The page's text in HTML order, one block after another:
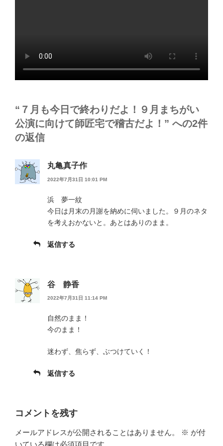
“７月も今日で終わりだよ！９月まちがい
公演に向けて師匠宅で稽古だよ！” への2件
の返信
丸亀真子作
2022年7月31日 10:01 PM
浜 夢一紋
今日は月末の月謝を納めに伺いました。９月のネタ
を考えおかないと。あとはありのまま。
返信する
谷 静香
2022年7月31日 11:14 PM
自然のまま！
今のまま！
迷わず、焦らず、ぶつけていく！
返信する
コメントを残す
メールアドレスが公開されることはありません。 ※ が付
いている欄は必須項目です